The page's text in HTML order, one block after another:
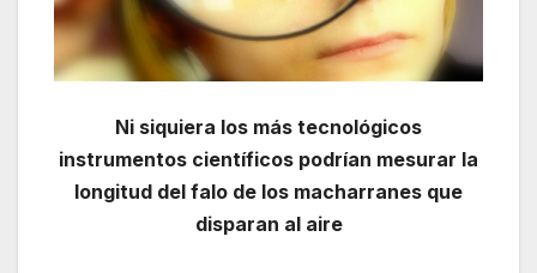
Ni siquiera los más tecnológicos
instrumentos científicos podrían mesurar la
longitud del falo de los macharranes que
disparan al aire